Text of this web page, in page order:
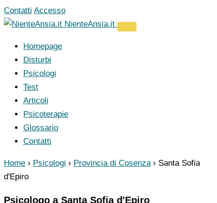
Vai
al
Contatti Accesso
NienteAnsia.it
Homepage
Disturbi
Psicologi
Test
Articoli
Psicoterapie
Glossario
Contatti
Home › Psicologi › Provincia di Cosenza › Santa Sofia
d'Epiro
Psicologo a Santa Sofia d'Epiro